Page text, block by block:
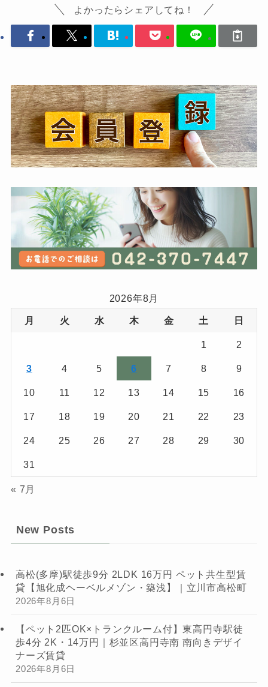
よかったらシェアしてね！
2026年8月
月 火 水 木 金 土 日
1 2
3 4 5 6 7 8 9
10 11 12 13 14 15 16
17 18 19 20 21 22 23
24 25 26 27 28 29 30
31
« 7月
New Posts
高松(多摩)駅徒歩9分 2LDK 16万円 ペット共生型賃
貸【旭化成ヘーベルメゾン・築浅】｜立川市高松町
2026年8月6日
【ペット2匹OK×トランクルーム付】東高円寺駅徒
歩4分 2K・14万円｜杉並区高円寺南 南向きデザイ
ナーズ賃貸
2026年8月6日